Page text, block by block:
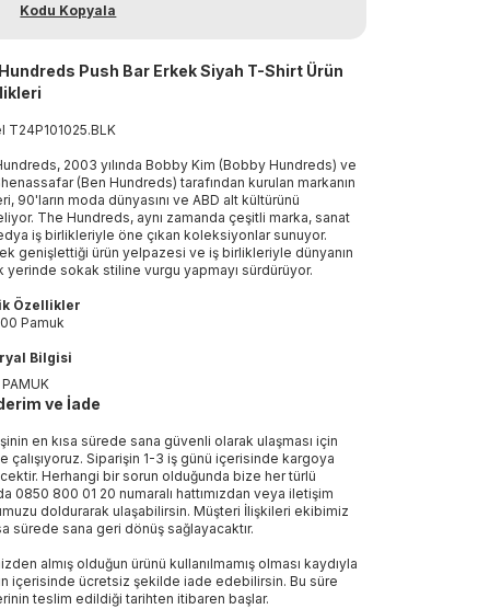
Kodu Kopyala
Push Bar Erkek Siyah T-Shirt Ürün
T24P101025.BLK
2003 yılında Bobby Kim (Bobby Hundreds) ve
(Ben Hundreds) tarafından kurulan markanın
90'ların moda dünyasını ve ABD alt kültürünü
The Hundreds, aynı zamanda çeşitli marka, sanat
iş birlikleriyle öne çıkan koleksiyonlar sunuyor.
genişlettiği ürün yelpazesi ve iş birlikleriyle dünyanın
yerinde sokak stiline vurgu yapmayı sürdürüyor.
Özellikler
Pamuk
Bilgisi
ve İade
en kısa sürede sana güvenli olarak ulaşması için
çalışıyoruz. Siparişin 1-3 iş günü içerisinde kargoya
Herhangi bir sorun olduğunda bize her türlü
0850 800 01 20 numaralı hattımızdan veya iletişim
doldurarak ulaşabilirsin. Müşteri İlişkileri ekibimiz
sürede sana geri dönüş sağlayacaktır.
almış olduğun ürünü kullanılmamış olması kaydıyla
içerisinde ücretsiz şekilde iade edebilirsin. Bu süre
teslim edildiği tarihten itibaren başlar.